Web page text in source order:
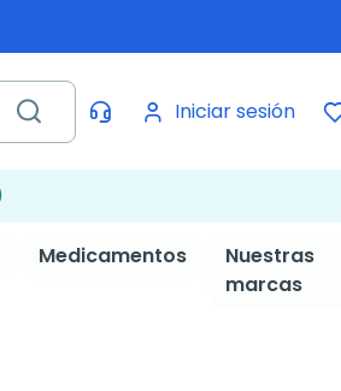
Iniciar sesión
Medicamentos
Nuestras
marcas